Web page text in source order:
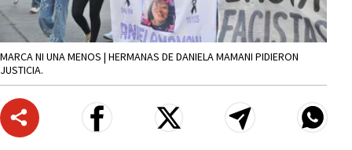
MARCA NI UNA MENOS | HERMANAS DE DANIELA MAMANI PIDIERON
JUSTICIA.